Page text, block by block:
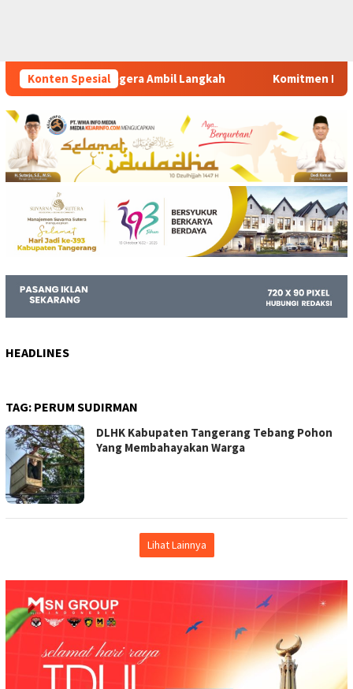
Konten Spesial
Langkah Komitmen Polsek Tigaraksa Tindak Tegas
HEADLINES
TAG: PERUM SUDIRMAN
DLHK Kabupaten Tangerang Tebang Pohon
Yang Membahayakan Warga
Lihat Lainnya